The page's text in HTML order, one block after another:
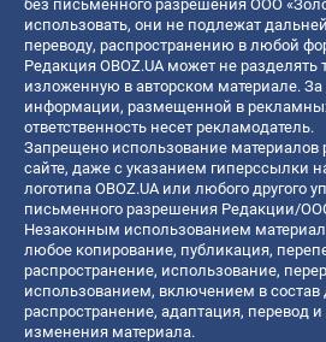
без письменного разрешения ООО
использовать, они не подлежат
переводу, распространению в любой
Редакция OBOZ.UA может не разделять
изложенную в авторском материале. За
информации, размещенной в
ответственность несет рекламодатель.
Запрещено использование
сайте, даже с указанием гиперссылки
логотипа OBOZ.UA или любого другого
письменного разрешения Редакции/
Незаконным использованием
любое копирование, публикация,
распространение, использование,
использованием, включением в состав
распространение, адаптация, перевод
изменения материала.